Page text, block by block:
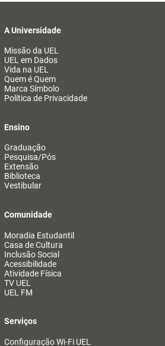
A Universidade
Missão da UEL
UEL em Dados
Vida na UEL
Quem é Quem
Marca Símbolo
Política de Privacidade
Ensino
Graduação
Pesquisa/Pós
Extensão
Biblioteca
Vestibular
Comunidade
Moradia Estudantil
Casa de Cultura
Inclusão Social
Acessibilidade
Atividade Física
TV UEL
UEL FM
Serviços
Configuração Wi-Fi UEL